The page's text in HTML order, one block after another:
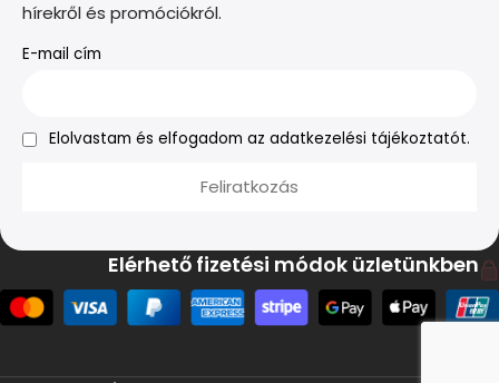
hírekről és promóciókról.
E-mail cím
Elolvastam és elfogadom az adatkezelési tájékoztatót.
Elérhető fizetési módok üzletünkben